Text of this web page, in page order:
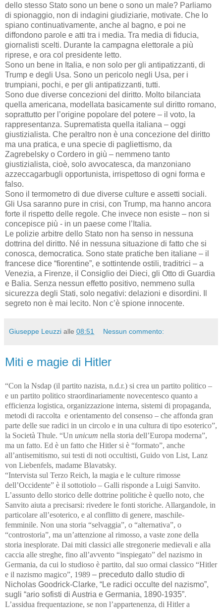
dello stesso Stato sono un bene o sono un male? Parliamo
di spionaggio, non di indagini giudiziarie, motivate. Che lo
spiano continuativamente, anche al bagno, e poi ne
diffondono parole e atti tra i media. Tra media di fiducia,
giornalisti scelti. Durante la campagna elettorale a più
riprese, e ora col presidente letto.
Sono un bene in Italia, e non solo per gli antipatizzanti, di
Trump e degli Usa. Sono un pericolo negli Usa, per i
trumpiani, pochi, e per gli antipatizzanti, tutti.
Sono due diverse concezioni del diritto. Molto bilanciata
quella americana, modellata basicamente sul diritto romano,
soprattutto per l’origine popolare del potere – il voto, la
rappresentanza. Suprematista quella italiana – oggi
giustizialista. Che peraltro non è una concezione del diritto
ma una pratica, e una specie di pagliettismo, da
Zagrebelsky o Cordero in giù – nemmeno tanto
giustizialista, cioè, solo avvocatesca, da manzoniano
azzeccagarbugli opportunista, irrispettoso di ogni forma e
falso.
Sono il termometro di due diverse culture e assetti sociali.
Gli Usa saranno pure in crisi, con Trump, ma hanno ancora
forte il rispetto delle regole. Che invece non esiste – non si
concepisce più - in un paese come l’Italia.
Le polizie arbitre dello Stato non ha senso in nessuna
dottrina del diritto. Né in nessuna situazione di fatto che si
conosca, democratica. Sono state pratiche ben italiane – il
francese dice “fiorentine”, e sottintende ostili, traditrici – a
Venezia, a Firenze, il Consiglio dei Dieci, gli Otto di Guardia
e Balia. Senza nessun effetto positivo, nemmeno sulla
sicurezza degli Stati, solo negativi: delazioni e disordini. Il
segreto non è mai lecito. Non c’è spione innocente.
Giuseppe Leuzzi alle 08:51 Nessun commento:
Miti e magie di Hitler
“Con la Nsdap (il partito nazista, n.d.r.) si crea un partito politico –
e un partito politico straordinariamente novecentesco quanto a
efficienza logistica, organizzazione interna, sistemi di propaganda,
metodi di raccolta e orientamento del consenso – che affonda gran
parte delle sue radici in un circolo e in una cultura di tipo esoterico”,
la Società Thule. “Un unicum nella storia dell’Europa moderna”,
ma un fatto. Ed è un fatto che Hitler si è “formato”, anche
all’antisemitismo, sui testi di noti occultisti, Guido von List, Lanz
von Liebenfels, madame Blavatsky.
“Intervista sul Terzo Reich, la magia e le culture rimosse
dell’Occidente” è il sottotiolo – Galli risponde a Luigi Sanvito.
L’assunto dello storico delle dottrine politiche è quello noto, che
Sanvito aiuta a precisarsi: rivedere le fonti storiche. Allargandole, in
particolare all’esoterico, e al conflitto di genere, maschile-
femminile. Non una storia “selvaggia”, o “alternativa”, o
“controstoria”, ma un’attenzione al rimosso, a vaste zone della
storia inesplorate. Dai miti classici alle stregonerie medievali e alla
caccia alle streghe, fino all’avvento “inspiegato” del nazismo in
Germania, da cui lo studioso è partito, dal suo ormai classico “Hitler
e il nazismo magico”, 1989 – preceduto dallo studio di
Nicholas Goodrick-Clarke, “Le radici occulte del nazismo”,
sugli “ario sofisti di Austria e Germania, 1890-1935”.
L’assidua frequentazione, se non l’appartenenza, di Hitler a